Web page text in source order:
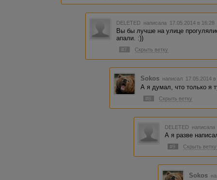
DELETED написала 17.05.2014 в
Вы бы лучше на улице
апали. :))
#7 Скрыть ветку
Sokos написал 17.05.2014
А я думал, что только я
#8 Скрыть ветку
DELETED
А я разве
#9 Скрыть ветку
Sokos